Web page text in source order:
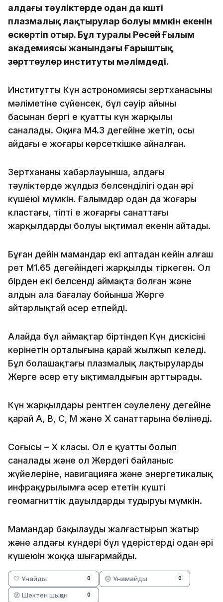
алдағы тәуліктерде одан да күшті
плазмалық лақтырулар болуы мүмкін екенін
ескертіп отыр. Бұл туралы Ресей Ғылым
академиясы жанындағы Ғарыштық
зерттеулер институты мәлімдеді.
Институттың Күн астрономиясы зертханасының
мәліметіне сүйенсек, бұл сәуір айының
басынан бергі ең қуатты күн жарқылы
саналады. Оқиға М4.3 деңгейіне жетіп, осы
айдағы ең жоғары көрсеткішке айналған.
Зертхананың хабарлауынша, алдағы
тәуліктерде жұлдыз белсенділігі одан әрі
күшеюі мүмкін. Ғалымдар одан да жоғары
кластағы, тіпті ең жоғарғы санаттағы
жарқылдардың болуы ықтимал екенін айтады.
Бұған дейін мамандар екі аптадан кейін алғаш
рет М1.65 деңгейіндегі жарқылды тіркеген. Ол
бірден екі белсенді аймақта болған және
алдын ала бағалау бойынша Жерге
айтарлықтай әсер етпейді.
Алайда бұл аймақтар біртіндеп Күн дискісінің
көрінетін орталығына қарай жылжып келеді.
Бұл болашақтағы плазмалық лақтырулардың
Жерге әсер ету ықтималдығын арттырады.
Күн жарқылдары рентген сәулелену деңгейіне
қарай A, B, C, M және X санаттарына бөлінеді.
Соңғысы – X класы. Ол ең қуатты болып
саналады және ол Жердегі байланыс
жүйелеріне, навигацияға және энергетикалық
инфрақұрылымға әсер ететін күшті
геомагниттік дауылдарды тудыруы мүмкін.
Мамандар бақылауды жалғастырып жатыр
және алдағы күндері бұл үдерістердің одан әрі
күшеюін жоққа шығармайды.
🤍 Ұнайды 0 😞 Ұнамайды 0
😡 Шектен шыққан 0